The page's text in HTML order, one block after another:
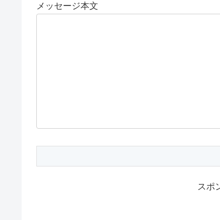
メッセージ本文
スポ